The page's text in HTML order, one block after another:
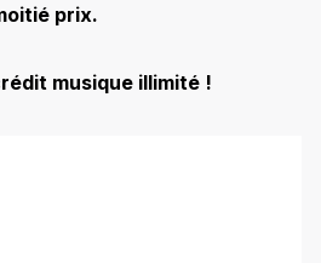
prix.
musique illimité !